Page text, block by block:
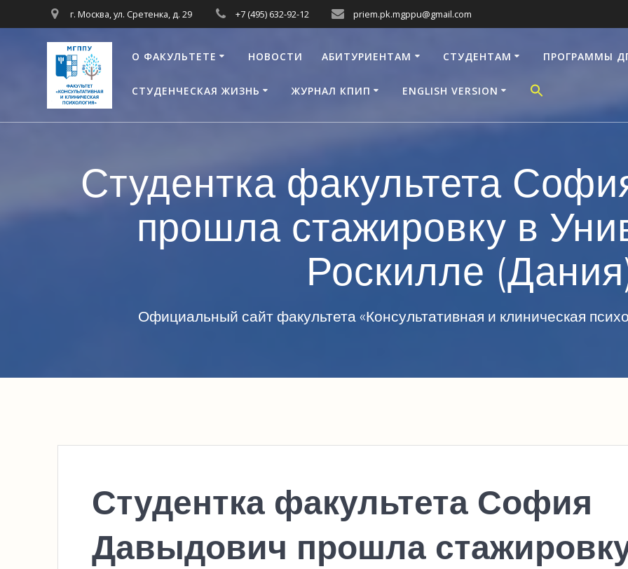
к
контенту
г. Москва, ул. Сретенка, д. 29 +7 (495) 632-92-12 priem.pk.mgppu@gmail.com
О ФАКУЛЬТЕТЕ НОВОСТИ АБИТУРИЕНТАМ СТУДЕНТАМ ПРОГРАММЫ
СТУДЕНЧЕСКАЯ ЖИЗНЬ ЖУРНАЛ КПИП ENGLISH VERSION
Студентка факультета
прошла стажировку в
Роскилле
Официальный сайт факультета «Консультативная и клиническая
Студентка факультета София
Давыдович прошла